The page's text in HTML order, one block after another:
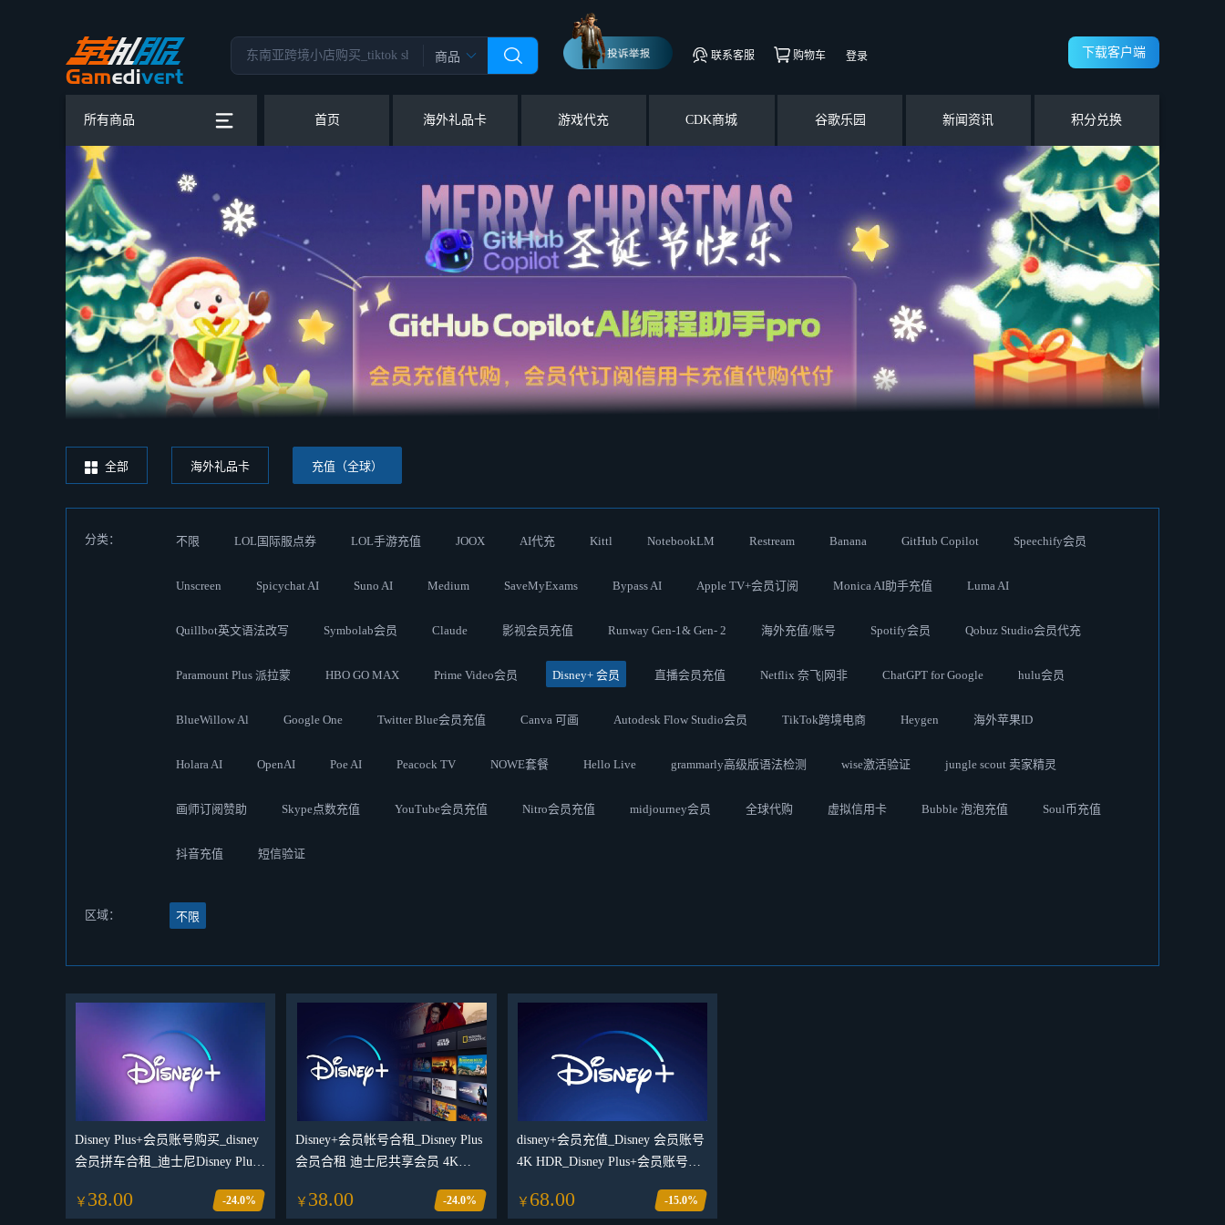
商品 联系客服 购物车 登录 下载客户端
所有商品 首页 海外礼品卡 游戏代充 CDK商城 谷歌乐园 新闻资讯 积分兑换
全部 海外礼品卡 充值（全球）
分类： 不限 LOL国际服点券 LOL手游充值 JOOX AI代充 Kittl NotebookLM Restream Banana GitHub Copilot Speechify会员
Unscreen Spicychat AI Suno AI Medium SaveMyExams Bypass AI Apple TV+会员订阅 Monica AI助手充值 Luma AI
Quillbot英文语法改写 Symbolab会员 Claude 影视会员充值 Runway Gen-1& Gen- 2 海外充值/账号 Spotify会员 Qobuz Studio会员代充
Paramount Plus 派拉蒙 HBO GO MAX Prime Video会员 Disney+ 会员 直播会员充值 Netflix 奈飞|网非 ChatGPT for Google hulu会员
BlueWillow Al Google One Twitter Blue会员充值 Canva 可画 Autodesk Flow Studio会员 TikTok跨境电商 Heygen 海外苹果ID
Holara AI OpenAI Poe AI Peacock TV NOWE套餐 Hello Live grammarly高级版语法检测 wise激活验证 jungle scout 卖家精灵
画师订阅赞助 Skype点数充值 YouTube会员充值 Nitro会员充值 midjourney会员 全球代购 虚拟信用卡 Bubble 泡泡充值 Soul币充值
抖音充值 短信验证
区域： 不限
Disney Plus+会员账号购买_disney
会员拼车合租_迪士尼Disney Plus
￥ 38.00 -24.0%
Disney+会员帐号合租_Disney Plus
会员合租 迪士尼共享会员 4K
租平台
￥ 38.00 -24.0%
disney+会员充值_Disney 会员账号
4K HDR_Disney Plus+会员账号交
￥ 68.00 -15.0%